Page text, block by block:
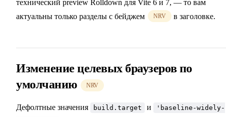
технический preview Rolldown для Vite 6 и 7, — то вам
актуальны только разделы с бейджем
NRV в заголовке.
Изменение целевых браузеров по
умолчанию
NRV
Дефолтные значения build.target и
'baseline-widely-